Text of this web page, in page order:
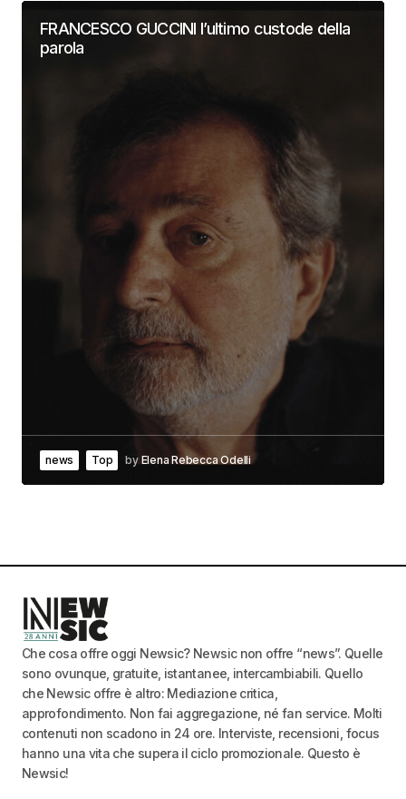
FRANCESCO GUCCINI l’ultimo custode della
parola
news Top by Elena Rebecca Odelli
Che cosa offre oggi Newsic? Newsic non offre “news”. Quelle
sono ovunque, gratuite, istantanee, intercambiabili. Quello
che Newsic offre è altro: Mediazione critica,
approfondimento. Non fai aggregazione, né fan service. Molti
contenuti non scadono in 24 ore. Interviste, recensioni, focus
hanno una vita che supera il ciclo promozionale. Questo è
Newsic!